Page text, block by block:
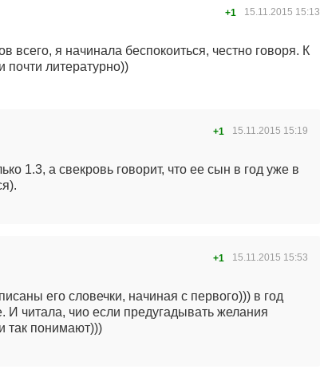
15.11.2015 15:13
+1
всего, я начинала беспокоиться, честно говоря. К
почти литературно))
15.11.2015 15:19
+1
1.3, а свекровь говорит, что ее сын в год уже в
15.11.2015 15:53
+1
его словечки, начиная с первого))) в год
И читала, чио если предугадывать желания
так понимают)))